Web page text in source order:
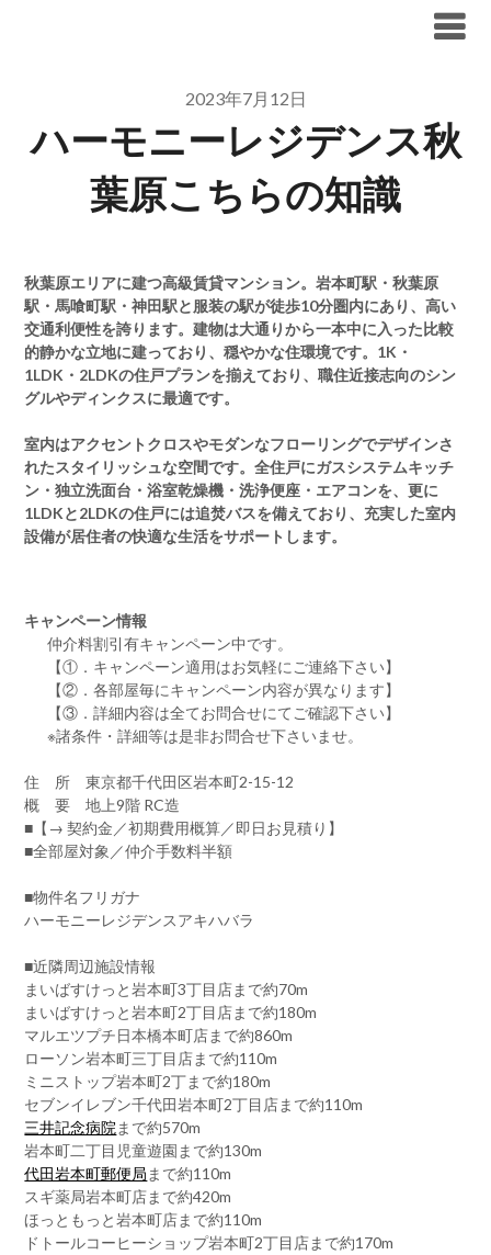
2023年7月12日
ハーモニーレジデンス秋
葉原こちらの知識
秋葉原エリアに建つ高級賃貸マンション。岩本町駅・秋葉原
駅・馬喰町駅・神田駅と服装の駅が徒歩10分圏内にあり、高い
交通利便性を誇ります。建物は大通りから一本中に入った比較
的静かな立地に建っており、穏やかな住環境です。1K・
1LDK・2LDKの住戸プランを揃えており、職住近接志向のシン
グルやディンクスに最適です。
室内はアクセントクロスやモダンなフローリングでデザインさ
れたスタイリッシュな空間です。全住戸にガスシステムキッチ
ン・独立洗面台・浴室乾燥機・洗浄便座・エアコンを、更に
1LDKと2LDKの住戸には追焚バスを備えており、充実した室内
設備が居住者の快適な生活をサポートします。
キャンペーン情報
仲介料割引有キャンペーン中です。
【①．キャンペーン適用はお気軽にご連絡下さい】
【②．各部屋毎にキャンペーン内容が異なります】
【③．詳細内容は全てお問合せにてご確認下さい】
※諸条件・詳細等は是非お問合せ下さいませ。
住 所 東京都千代田区岩本町2-15-12
概 要 地上9階 RC造
■【→ 契約金／初期費用概算／即日お見積り】
■全部屋対象／仲介手数料半額
■物件名フリガナ
ハーモニーレジデンスアキハバラ
■近隣周辺施設情報
まいばすけっと岩本町3丁目店まで約70m
まいばすけっと岩本町2丁目店まで約180m
マルエツプチ日本橋本町店まで約860m
ローソン岩本町三丁目店まで約110m
ミニストップ岩本町2丁まで約180m
セブンイレブン千代田岩本町2丁目店まで約110m
三井記念病院 まで約570m
岩本町二丁目児童遊園まで約130m
代田岩本町郵便局 まで約110m
スギ薬局岩本町店まで約420m
ほっともっと岩本町店まで約110m
ドトールコーヒーショップ岩本町2丁目店まで約170m